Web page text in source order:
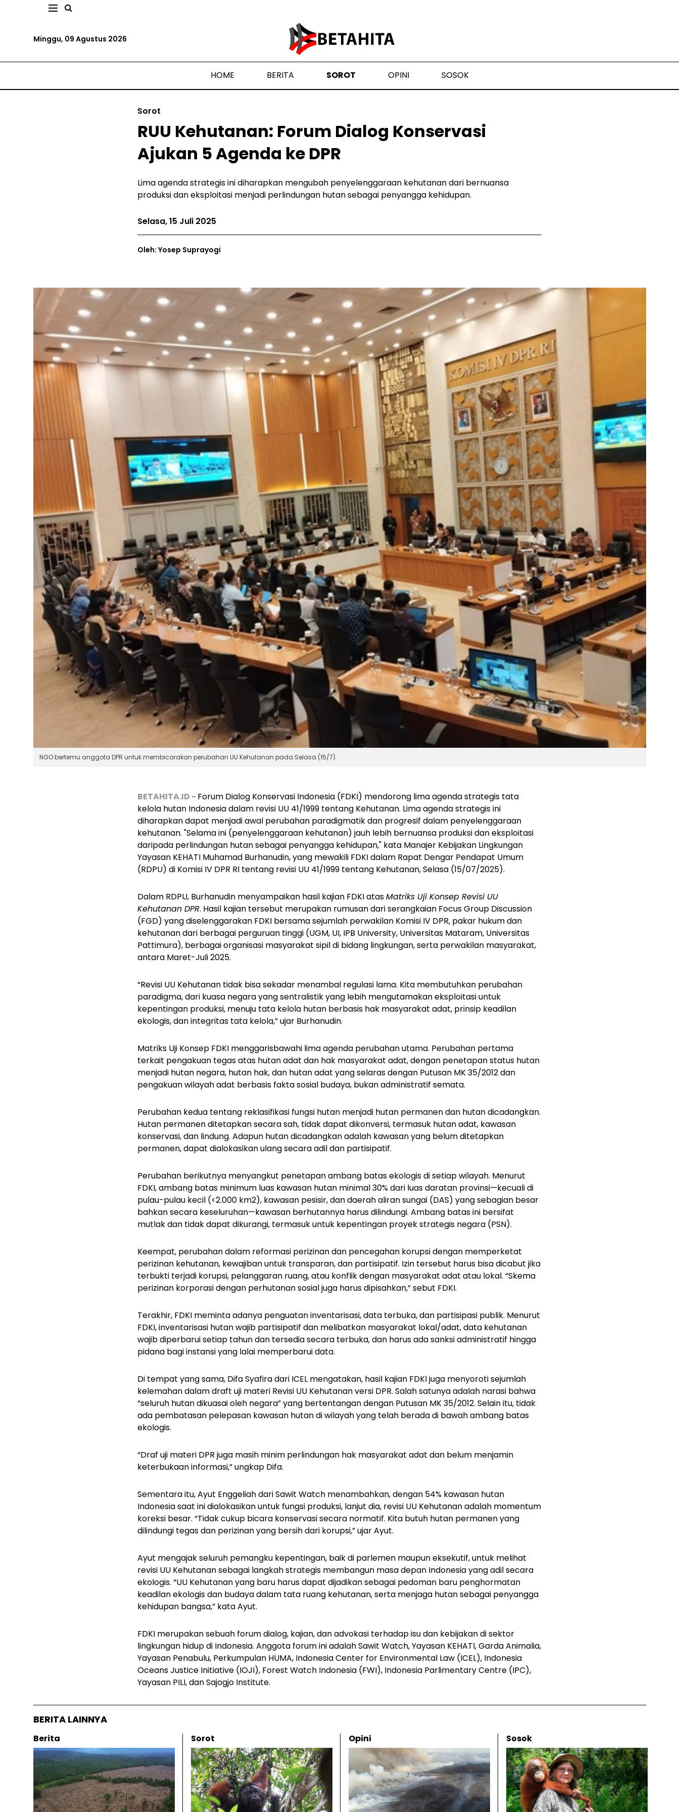
Minggu, 09 Agustus 2026
HOME BERITA SOROT OPINI SOSOK
Sorot
RUU Kehutanan: Forum Dialog Konservasi
Ajukan 5 Agenda ke DPR
Lima agenda strategis ini diharapkan mengubah penyelenggaraan kehutanan dari bernuansa
produksi dan eksploitasi menjadi perlindungan hutan sebagai penyangga kehidupan.
Selasa, 15 Juli 2025
Oleh: Yosep Suprayogi
NGO bertemu anggota DPR untuk membicarakan perubahan UU Kehutanan pada Selasa (15/7).
BETAHITA.ID - Forum Dialog Konservasi Indonesia (FDKI) mendorong lima agenda strategis tata
kelola hutan Indonesia dalam revisi UU 41/1999 tentang Kehutanan. Lima agenda strategis ini
diharapkan dapat menjadi awal perubahan paradigmatik dan progresif dalam penyelenggaraan
kehutanan. "Selama ini (penyelenggaraan kehutanan) jauh lebih bernuansa produksi dan eksploitasi
daripada perlindungan hutan sebagai penyangga kehidupan," kata Manajer Kebijakan Lingkungan
Yayasan KEHATI Muhamad Burhanudin, yang mewakili FDKI dalam Rapat Dengar Pendapat Umum
(RDPU) di Komisi IV DPR RI tentang revisi UU 41/1999 tentang Kehutanan, Selasa (15/07/2025).
Dalam RDPU, Burhanudin menyampaikan hasil kajian FDKI atasMatriks Uji Konsep Revisi UU
Kehutanan DPR. Hasil kajian tersebut merupakan rumusan dari serangkaian Focus Group Discussion
(FGD) yang diselenggarakan FDKI bersama sejumlah perwakilan Komisi IV DPR, pakar hukum dan
kehutanan dari berbagai perguruan tinggi (UGM, UI, IPB University, Universitas Mataram, Universitas
Pattimura), berbagai organisasi masyarakat sipil di bidang lingkungan, serta perwakilan masyarakat,
antara Maret-Juli 2025.
“Revisi UU Kehutanan tidak bisa sekadar menambal regulasi lama. Kita membutuhkan perubahan
paradigma, dari kuasa negara yang sentralistik yang lebih mengutamakan eksploitasi untuk
kepentingan produksi, menuju tata kelola hutan berbasis hak masyarakat adat, prinsip keadilan
ekologis, dan integritas tata kelola,” ujar Burhanudin.
Matriks Uji Konsep FDKI menggarisbawahi lima agenda perubahan utama. Perubahan pertama
terkait pengakuan tegas atas hutan adat dan hak masyarakat adat, dengan penetapan status hutan
menjadi hutan negara, hutan hak, dan hutan adat yang selaras dengan Putusan MK 35/2012 dan
pengakuan wilayah adat berbasis fakta sosial budaya, bukan administratif semata.
Perubahan kedua tentang reklasifikasi fungsi hutan menjadi hutan permanen dan hutan dicadangkan.
Hutan permanen ditetapkan secara sah, tidak dapat dikonversi, termasuk hutan adat, kawasan
konservasi, dan lindung. Adapun hutan dicadangkan adalah kawasan yang belum ditetapkan
permanen, dapat dialokasikan ulang secara adil dan partisipatif.
Perubahan berikutnya menyangkut penetapan ambang batas ekologis di setiap wilayah. Menurut
FDKI, ambang batas minimum luas kawasan hutan minimal 30% dari luas daratan provinsi—kecuali di
pulau-pulau kecil (<2.000 km2), kawasan pesisir, dan daerah aliran sungai (DAS) yang sebagian besar
bahkan secara keseluruhan—kawasan berhutannya harus dilindungi. Ambang batas ini bersifat
mutlak dan tidak dapat dikurangi, termasuk untuk kepentingan proyek strategis negara (PSN).
Keempat, perubahan dalam reformasi perizinan dan pencegahan korupsi dengan memperketat
perizinan kehutanan, kewajiban untuk transparan, dan partisipatif. Izin tersebut harus bisa dicabut jika
terbukti terjadi korupsi, pelanggaran ruang, atau konflik dengan masyarakat adat atau lokal. “Skema
perizinan korporasi dengan perhutanan sosial juga harus dipisahkan,” sebut FDKI.
Terakhir, FDKI meminta adanya penguatan inventarisasi, data terbuka, dan partisipasi publik. Menurut
FDKI, inventarisasi hutan wajib partisipatif dan melibatkan masyarakat lokal/adat, data kehutanan
wajib diperbarui setiap tahun dan tersedia secara terbuka, dan harus ada sanksi administratif hingga
pidana bagi instansi yang lalai memperbarui data.
Di tempat yang sama, Difa Syafira dari ICEL mengatakan, hasil kajian FDKI juga menyoroti sejumlah
kelemahan dalam draft uji materi Revisi UU Kehutanan versi DPR. Salah satunya adalah narasi bahwa
“seluruh hutan dikuasai oleh negara” yang bertentangan dengan Putusan MK 35/2012. Selain itu, tidak
ada pembatasan pelepasan kawasan hutan di wilayah yang telah berada di bawah ambang batas
ekologis.
“Draf uji materi DPR juga masih minim perlindungan hak masyarakat adat dan belum menjamin
keterbukaan informasi,” ungkap Difa.
Sementara itu, Ayut Enggeliah dari Sawit Watch menambahkan, dengan 54% kawasan hutan
Indonesia saat ini dialokasikan untuk fungsi produksi, lanjut dia, revisi UU Kehutanan adalah momentum
koreksi besar. “Tidak cukup bicara konservasi secara normatif. Kita butuh hutan permanen yang
dilindungi tegas dan perizinan yang bersih dari korupsi,” ujar Ayut.
Ayut mengajak seluruh pemangku kepentingan, baik di parlemen maupun eksekutif, untuk melihat
revisi UU Kehutanan sebagai langkah strategis membangun masa depan Indonesia yang adil secara
ekologis. “UU Kehutanan yang baru harus dapat dijadikan sebagai pedoman baru penghormatan
keadilan ekologis dan budaya dalam tata ruang kehutanan, serta menjaga hutan sebagai penyangga
kehidupan bangsa,” kata Ayut.
FDKI merupakan sebuah forum dialog, kajian, dan advokasi terhadap isu dan kebijakan di sektor
lingkungan hidup di Indonesia. Anggota forum ini adalah Sawit Watch, Yayasan KEHATI, Garda Animalia,
Yayasan Penabulu, Perkumpulan HUMA, Indonesia Center for Environmental Law (ICEL), Indonesia
Oceans Justice Initiative (IOJI), Forest Watch Indonesia (FWI), Indonesia Parlimentary Centre (IPC),
Yayasan PILI, dan Sajogjo Institute.
BERITA LAINNYA
Berita Sorot Opini Sosok